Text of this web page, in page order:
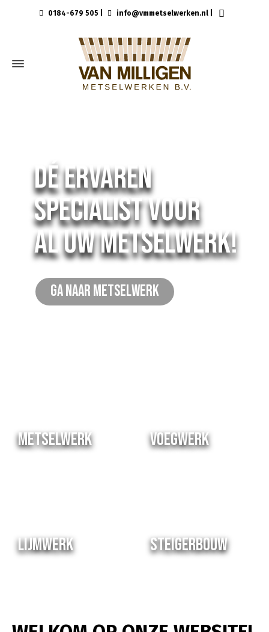
0184-679 505 info@vmmetselwerken.nl
Dé ervaren
specialist voor
al uw metselwerk!
Ga naar metselwerk
METSELWERK VOEGWERK
LIJMWERK STEIGERBOUW